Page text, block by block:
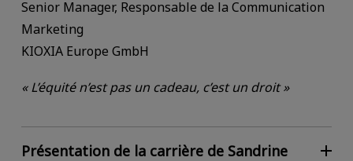
Senior Manager, Responsable de la Communication
Marketing
KIOXIA Europe GmbH
« L’équité n’est pas un cadeau, c’est un droit »
Présentation de la carrière de Sandrine